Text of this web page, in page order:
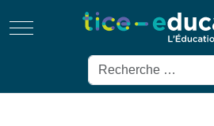
Mobile Menu Toggle
Rechercher